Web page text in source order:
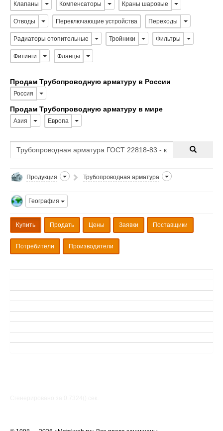
Клапаны Компенсаторы Краны шаровые
Отводы Переключающие устройства Переходы
Радиаторы отопительные Тройники Фильтры
Фитинги Фланцы
Продам Трубопроводную арматуру в России
Россия
Продам Трубопроводную арматуру в мире
Азия Европа
Продукция Трубопроводная арматура
География
Купить Продать Цены Заявки Поставщики
Потребители Производители